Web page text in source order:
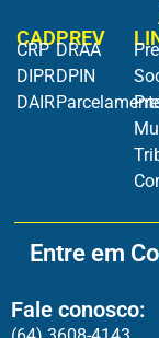
CADPREV
CRP
DIPR
DAIR
DRAA
DPIN
Entre em
Fale conosco: